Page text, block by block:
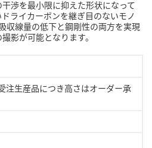
渉を最小限に抑えた形状になって
ライカーボンを継ぎ目のないモノ
収線量の低下と鋼剛性の両方を実現
影が可能となります。
注生産品につき高さはオーダー承